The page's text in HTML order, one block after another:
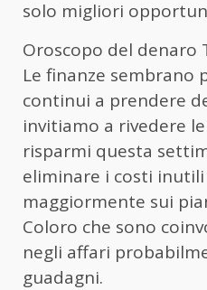
solo migliori
Oroscopo del denaro
Le finanze
continui a prendere
invitiamo a rivedere
risparmi questa
eliminare i costi
maggiormente sui
Coloro che sono
negli affari
guadagni.